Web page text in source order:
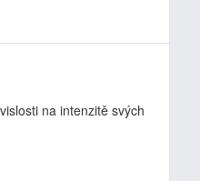
na intenzitě svých